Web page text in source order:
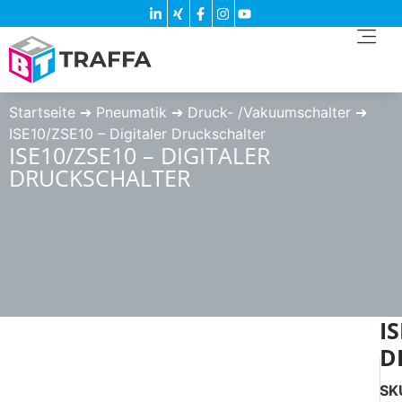
Startseite ➔ Pneumatik ➔ Druck- /Vakuumschalter ➔
ISE10/ZSE10 – Digitaler Druckschalter
ISE10/ZSE10 – DIGITALER
DRUCKSCHALTER